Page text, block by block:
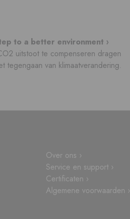
to a better environment ›
uitstoot te compenseren dragen
tegengaan van klimaatverandering.
Over ons ›
Service en support ›
Certificaten ›
Algemene voorwaarden ›